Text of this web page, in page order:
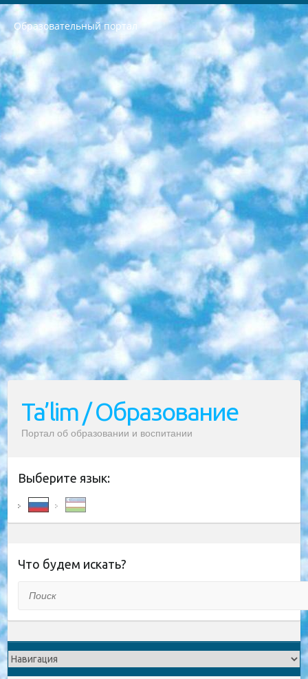
Образовательный портал
РЕСПУБЛИКА УЗБЕКИСТАН МИНИСТРЕРСТВО ДОШКОЛЬНОГО И ШКОЛЬНОГО ОБРАЗОВАНИЯ КОМАНДА в общеобразовательных учреждениях в 2023-2024 учебном году организация и проведение итоговой государственной аттестации обучающихся о Министра дошкольного и школьного образования Республики Узбекистан от 4 марта 2008 года (постановлением Минюста от 20 марта 2008 года № 1778 государственной регистрации) «Итоговое состояние учащихся общего среднего образования на основании положения об утверждении положения об аттестации общего среднего образования выпускной экзамен студентов в образовательных учреждениях в 2023-2024 учебном году В целях организации и прохождения аттестации приказываю: 1. Следующее: перечень предметов, по которым будет проводиться итоговая государственная аттестация и экзамен формы перевода согласно приложению 1; сертификаты международного образца, оценивающие уровень владения иностранными языками перечень согласно приложению 2; 2. Педагогический при специализированных образовательных учреждениях. научно-практический центр квалификации и международной оценки (Д.Давидова) 2024 г. До 25 марта: задания по предметам, по которым будет проводиться итоговая аттестация разработка и утверждение технических условий; итоговая аттестация на основании разработанного предметного задания разработка вопросов по предметам (устно и письменно), экзамен передача; общеобразовательные средние школы и специальные учебные заведения учащиеся выпускных классов школ и интернатов в агентской системе подготовка базы данных экзаменационных материалов и критериев оценки; перевод базы экзаменационных материалов на все языки обучения подать в Республиканский образовательный центр для изготовления; варианты экзаменов на основе разработанных контрольных материалов пусть будут поставлены задачи формирования. 3. Республиканский образовательный центр (Ш.Худайкулов) до 5 апреля 2024 года. до: база данных предоставленных экзаменационных материалов на все языки обучения перевод и экспертиза; для слепых, слабовидящих, глухих, слабослышащих и умственно отсталых детей учащиеся выпускных классов специализированных школ и школ-интернатов база данных экзаменационных материалов на всех преподаваемых языках подготовка критериев оценки; специализированные школы для умственно отсталых детей и технологии для учащихся выпускных классов школ-интернатов разработка соответствующих рекомендаций и критериев проведения ЕГЭ по естествознанию давать задания. 4. Педагогический при специализированных образовательных учреждениях. Научно-практический центр навыков и международной оценки (Д.Давидова), Республика образовательный центр (Худайкулов Ш.) итоговый государственный аттестационный экзамен ориентирован на творческое и логическое мышление при подготовке базы материалов учитывать введение заданий. 5. Следует отметить, что: сертификат государственного образца о знании общеобразовательного предмета и как минимум национальный уровень B1 по предметам на иностранных языках, указанным в Приложении 2. или международно признанный сертификат эквивалентного уровня студенты, изучающие определенный предмет, освобождаются от экзамена; по соответствующим предметам запланирована итоговая государственная аттестация за день до дня, путем жеребьевки Рабочей группой (в письменной форме по предметам, проводимым в форме) из числа сформированных вариантов выбрано 2 варианта; 2 выбранных варианта экзамена анонсированы на официальном сайте министерства и все выпускники по всей стране на основе этих вариантов проводит итоговую государственную аттестацию. 6. Государственное образование учащихся средних общеобразовательных учреждений. знания в соответствии с квалификационными требованиями, которые необходимо приобрести на основании стандартов итоговый (выпускной) контроль для 9 и 11 классов в целях тестирования Экзамены (далее – экзамены) состоят из предметов, перечисленных в приложении 1. будет сделано. 7. Экзамены пройдут с 26 мая по 15 июня 2024 г. (кроме науки физического воспитания). 8. Физическая для учащихся 9 классов общесредних образовательных учреждений. Экзамены по предмету «Образование, квалификация медицина» 1-6 мая 2024 года. сотрудники перевести под присмотр (с отклонениями в физическом или умственном развитии) специализированная школа для детей, школы-интернаты и со сколиозом школы-интернаты санаторного типа для больных детей исключены). 9. Он был слепым, слабовидящим и имел нарушения опорно-двигательного аппарата. экзамены в специализированных школах и интернатах для детей должны проводиться исходя из требований, предъявляемых к общеобразовательным учреждениям (физкультура кроме науки). 10. Специализированная школа для глухих и слабослышащих детей. и экзамены в интернатах и быть реализован в виде письменного теста по математике. 11. Специальность для умственно отсталых детей. Для 9 класса Родной язык и литературное письмо Государственный язык (язык обучения – узбекский). для неклассов) написано Математическое письмо Письменная/устная история Узбекистана Физическое воспитание практично Итоговый контроль Для 11 класса Написание родного языка и литературы (эссе) Математическое письмо Узбекский язык (обучение на узбекском языке) не посещающее общее среднее образование для учреждений)/Образовательное учреждение выбор письменный и устный Иностранный язык письменный/устный Письменная/устная история Узбекистана *По выбору студента:  Химия  Физика  Основы государственного права  География 10 бесплатных образовательных ресурсов - Мы составили подборку онлайн-проектов с интерактивными упражнениями, видеолекциями и статьями. Они помогут вам обрести новые и освежить старые знания бесплатно. 1. «ИНТУИТ» Старейшая образовательная площадка Рунета. Здесь вы найдёте сотни текстовых и видеокурсов на десятки различных тем — от программирования до психологии. Многие курсы подготовлены российскими университетами и крупными международными компаниями вроде Intel и Microsoft. Самостоятельное обучение бесплатное, но желающие могут оплатить услуги персональных наставников. 2. «Смартия» знакомит с актуальными профессиями и подсказывает, как им обучаться. Выбрав заинтересовавшую вас специальность — SMM-специалист, фотограф, веб-дизайнер или другую, — увидите список необходимых для неё умений. Чтобы вы могли освоить их самостоятельно, для каждого умения площадка отображает подборку ссылок на учебные материалы. Хотя «Смартия» ориентируется на русскоязычную аудиторию, часть контента всё же доступна только на английском. 3. «Лекторий Физтеха» Проект Московского физико-технического института (Физтеха). С его помощью вы можете смотреть онлайн серии лекций, записанные на видео в этом вузе. В числе доступных предметов — физика, биология, химия, информационные технологии и другие. К некоторым лекциям администрация ресурса прилагает готовые конспекты, которые можно скачивать в PDF-формате. 4. ITMOcourses Онлайн-площадка Санкт-Петербургского национального исследовательского университета информационных технологий, механики и оптики (ИТМО). Ресурс предоставляет свободный доступ к курсам, разработанным в этом вузе. Каталог материалов разбит на четыре категории: «Оптические системы и технологии», «Приборостроение и робототехника», «Информационные технологии» и «Биотехнологии». Курсы состоят из видеолекций, интерактивных демонстраций и заданий. 5. «КиберЛенинка» Электронная научная библиотека открытого доступа. Каталог площадки регулярно обрастает текстами статей из различных научных изданий. Сгруппированные по журналам и рубрикам публикации можно читать онлайн или скачивать целиком в PDF-формате. Проект нацелен на популяризацию науки за счёт открытого доступа к качественной информации. 6. «ПостНаука» На этом ресурсе публикуют подборки видеолекций, составленные экспертами из разных отраслей и объединённые общими темами. Среди них, к примеру, есть серии «Биоинформатика и геномика», «Культура средневековой Скандинавии» и Cinema Studies о теории кино. Каждая подборка лекций — логически связанная история, рассказанная экспертом от первого лица. Кроме того, на сайте появляются научно-образовательные статьи и тесты на разные темы. 7. «Newочём» Команда проекта «Newочём» отбирает самые интересные тексты из англоязычных СМИ и переводит те из них, за которые голосуют участники сообщества «ВКонтакте». По большей части это научно-популярные статьи. Редакторы придумывают лишь заголовки, в остальном содержание переводов соответствует оригиналам. Полные тексты можно читать прямо в социальной сети. 8. InternetUrok Онлайн-база материалов по основным дисциплинам школьной программы. Информация на сайте структурирована по классам, предметам и темам (урокам). Каждый урок состоит из видеолекций и конспектов. Есть также интерактивные тренажёры и тесты для закрепления пройденного материала. Даже если вы давно окончили школу, возможность повторить программу старших классов всегда может пригодиться. 9. Edutainme Ещё один ресурс об образовании. В отличие от Newtonew, как мне кажется, Edutainme больше ориентируется на представителей индустрии: педагогов, предпринимателей, разработчиков образовательных проектов. Но и любой, кто просто стремится к саморазвитию, найдёт на сайте много полезного и интересного для себя. Например, информацию о новых курсах и образовательных сервисах. 10. Newtonew Онлайн-медиа об образовании и обучении в широком смысле. Авторы Newtonew пишут об инструментах, заведениях, тактиках и стратегиях, которые помогают учить других и получать новые знания самостоятельно. На этой площадке вы найдёте новости, обзоры, аналитические мат
Ta’lim / Образование
Портал об образовании и воспитании
Выберите язык:
Что будем искать?